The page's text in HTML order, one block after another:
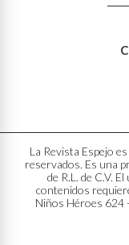
La Revista Espejo
reservados. Es una
de R.L. de C.V.
contenidos
Niños Héroes 624